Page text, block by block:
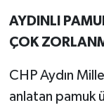
AYDINLI
ÇOK
CHP Aydın
anlatan pamuk